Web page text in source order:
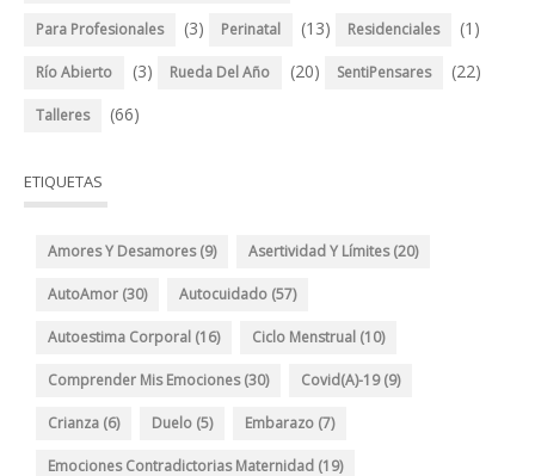
Para Profesionales (3) Perinatal (13) Residenciales (1)
Río Abierto (3) Rueda Del Año (20) SentiPensares (22)
Talleres (66)
ETIQUETAS
Amores Y Desamores(9) Asertividad Y Límites(20)
AutoAmor (30) Autocuidado (57)
Autoestima Corporal (16) Ciclo Menstrual (10)
Comprender Mis Emociones(30) Covid(A)-19(9)
Crianza (6) Duelo (5) Embarazo (7)
Emociones Contradictorias Maternidad (19)